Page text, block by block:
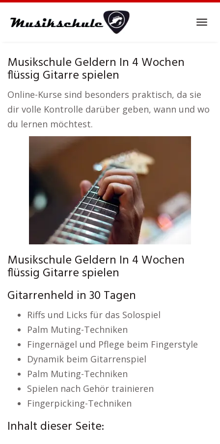
Musikschule Geldern In 4 Wochen
flüssig Gitarre spielen
Online-Kurse sind besonders praktisch, da sie
dir volle Kontrolle darüber geben, wann und wo
du lernen möchtest.
Musikschule Geldern In 4 Wochen
flüssig Gitarre spielen
Gitarrenheld in 30 Tagen
Riffs und Licks für das Solospiel
Palm Muting-Techniken
Fingernägel und Pflege beim Fingerstyle
Dynamik beim Gitarrenspiel
Palm Muting-Techniken
Spielen nach Gehör trainieren
Fingerpicking-Techniken
Inhalt dieser Seite: